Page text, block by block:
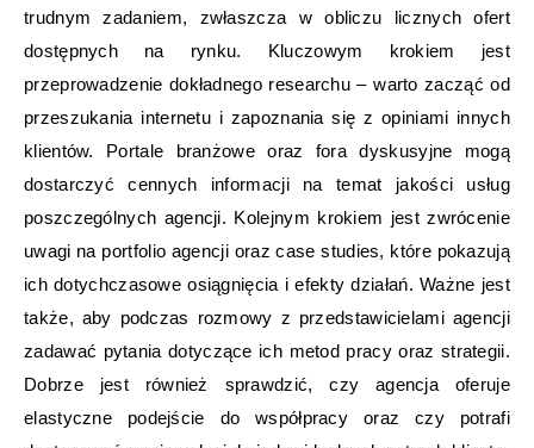
trudnym zadaniem, zwłaszcza w obliczu licznych ofert
dostępnych na rynku. Kluczowym krokiem jest
przeprowadzenie dokładnego researchu – warto zacząć od
przeszukania internetu i zapoznania się z opiniami innych
klientów. Portale branżowe oraz fora dyskusyjne mogą
dostarczyć cennych informacji na temat jakości usług
poszczególnych agencji. Kolejnym krokiem jest zwrócenie
uwagi na portfolio agencji oraz case studies, które pokazują
ich dotychczasowe osiągnięcia i efekty działań. Ważne jest
także, aby podczas rozmowy z przedstawicielami agencji
zadawać pytania dotyczące ich metod pracy oraz strategii.
Dobrze jest również sprawdzić, czy agencja oferuje
elastyczne podejście do współpracy oraz czy potrafi